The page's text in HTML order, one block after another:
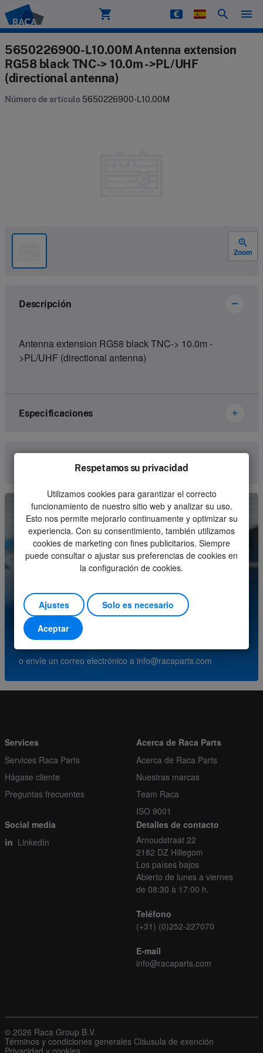
Raca shopping_cart search menu
5650226900-L10.00M Antenna extension
RG58 black TNC-> 10.0m ->PL/UHF
(directional antenna)
Número de artículo 5650226900-L10.00M
zoom_in
Zoom
Descripción
Antenna extension RG58 black TNC-> 10.0m -
>PL/UHF (directional antenna)
Especificaciones
Brand
Abitron
Kind
Receiver
Unit
Piece
Minimum order quantity
1
1
Comunica con nosotros
con nuestro centro de servicio.
(+31) (0)252-227070
o envíe un correo electrónico a info@racaparts.com
Respetamos su privacidad
Utilizamos cookies para garantizar el correcto
funcionamiento de nuestro sitio web y analizar su uso.
Esto nos permite mejorarlo continuamente y optimizar su
experiencia. Con su consentimiento, también utilizamos
cookies de marketing con fines publicitarios. Siempre
puede consultar o ajustar sus preferencias de cookies en
la configuración de cookies.
Ajustes
Solo es necesario
Aceptar
Services
Services Raca Parts
Hágase cliente
Preguntas frecuentes
Acerca de Raca Parts
Acerca de Raca Parts
Nuestras marcas
Team Raca
ISO 9001
Social media
LinkedIn
Detalles de contacto
Arnoudstraat 22
2182 DZ Hillegom
Los países bajos
Abierto de lunes a viernes
de 08:30 à 17:00 h.
Teléfono
(+31) (0)252-227070
E-mail
info@racaparts.com
© 2026 Raca Group B.V.
Términos y condiciones generales Cláusula de exención
Privacidad y cookies